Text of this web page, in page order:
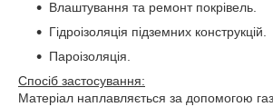
Влаштування та ремонт покрівель.
Гідроізоляція підземних конструкцій.
Пароізоляція.
Спосіб застосування:
Матеріал наплавляється за допомогою